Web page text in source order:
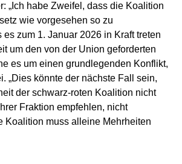
„Ich habe Zweifel, dass die Koalition
wie vorgesehen so zu
zum 1. Januar 2026 in Kraft treten
um den von der Union geforderten
es um einen grundlegenden Konflikt,
„Dies könnte der nächste Fall sein,
der schwarz-roten Koalition nicht
Fraktion empfehlen, nicht
Koalition muss alleine Mehrheiten